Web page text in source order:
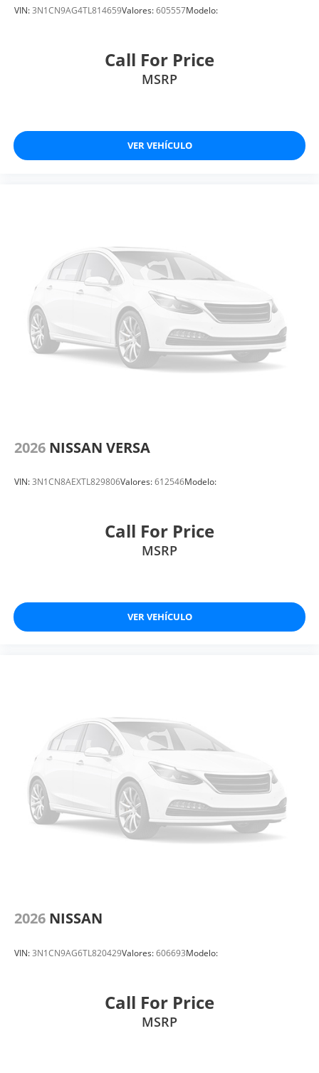
VIN:3N1CN9AG4TL814659Valores:605557Modelo:
Call For Price
MSRP
VER VEHÍCULO
2026 NISSAN VERSA
VIN:3N1CN8AEXTL829806Valores:612546Modelo:
Call For Price
MSRP
VER VEHÍCULO
2026 NISSAN
VIN:3N1CN9AG6TL820429Valores:606693Modelo:
Call For Price
MSRP